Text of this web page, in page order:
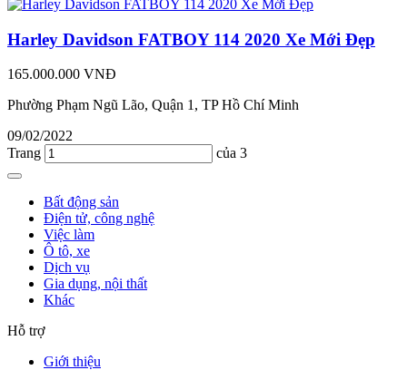
Harley Davidson FATBOY 114 2020 Xe Mới Đẹp
165.000.000 VNĐ
Phường Phạm Ngũ Lão, Quận 1, TP Hồ Chí Minh
09/02/2022
Trang
của 3
Bất động sản
Điện tử, công nghệ
Việc làm
Ô tô, xe
Dịch vụ
Gia dụng, nội thất
Khác
Hỗ trợ
Giới thiệu